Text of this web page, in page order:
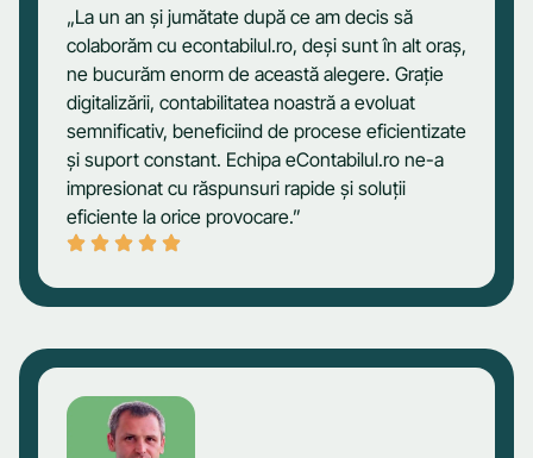
„La un an și jumătate după ce am decis să
colaborăm cu econtabilul.ro, deși sunt în alt oraș,
ne bucurăm enorm de această alegere. Grație
digitalizării, contabilitatea noastră a evoluat
semnificativ, beneficiind de procese eficientizate
și suport constant. Echipa eContabilul.ro ne-a
impresionat cu răspunsuri rapide și soluții
eficiente la orice provocare.”